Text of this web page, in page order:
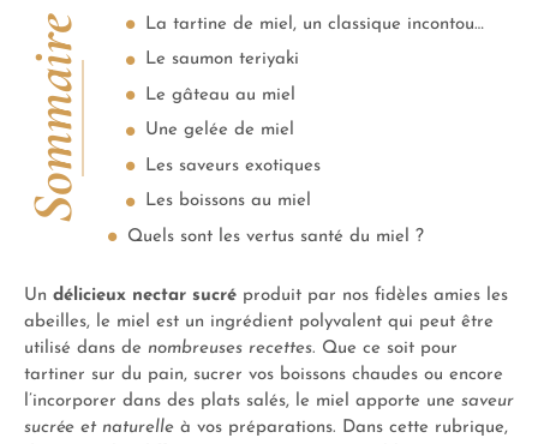
Sommaire
La tartine de miel, un classique incontournable
Le saumon teriyaki
Le gâteau au miel
Une gelée de miel
Les saveurs exotiques
Les boissons au miel
Quels sont les vertus santé du miel ?
Un délicieux nectar sucré produit par nos fidèles amies les
abeilles, le miel est un ingrédient polyvalent qui peut être
utilisé dans de nombreuses recettes. Que ce soit pour
tartiner sur du pain, sucrer vos boissons chaudes ou encore
l’incorporer dans des plats salés, le miel apporte une saveur
sucrée et naturelle à vos préparations. Dans cette rubrique,